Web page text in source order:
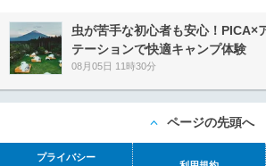
虫が苦手な初心者も安心！PICA×
テーションで快適キャンプ体験
08月05日 11時30分
ページの先頭へ
プライバシー